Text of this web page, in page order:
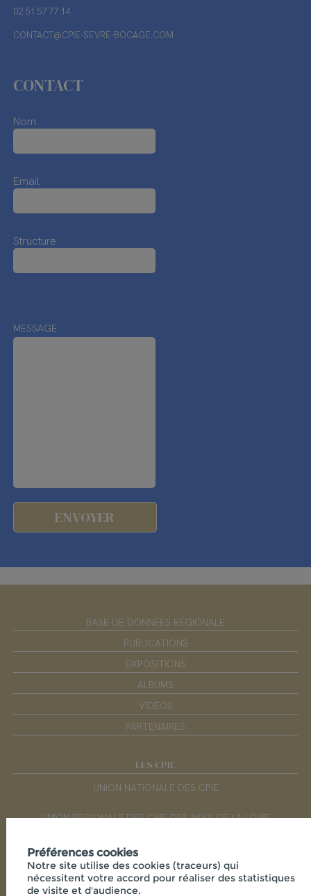
02 51 57 77 14
CONTACT@CPIE-SEVRE-BOCAGE.COM
CONTACT
Nom
Email
Structure
MESSAGE
BASE DE DONNÉES RÉGIONALE
PUBLICATIONS
EXPOSITIONS
ALBUMS
VIDÉOS
PARTENAIRES
LES CPIE
UNION NATIONALE DES CPIE
UNION RÉGIONALE DES CPIE DES PAYS DE LA LOIRE
RÉSEAUX SOCIAUX
Préférences cookies
Notre site utilise des cookies (traceurs) qui
nécessitent votre accord pour réaliser des statistiques
de visite et d'audience.